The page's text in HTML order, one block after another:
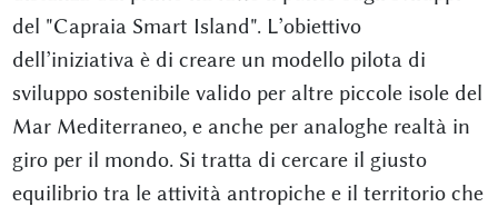
del "Capraia Smart Island". L’obiettivo
dell’iniziativa è di creare un modello pilota di
sviluppo sostenibile valido per altre piccole isole del
Mar Mediterraneo, e anche per analoghe realtà in
giro per il mondo. Si tratta di cercare il giusto
equilibrio tra le attività antropiche e il territorio che